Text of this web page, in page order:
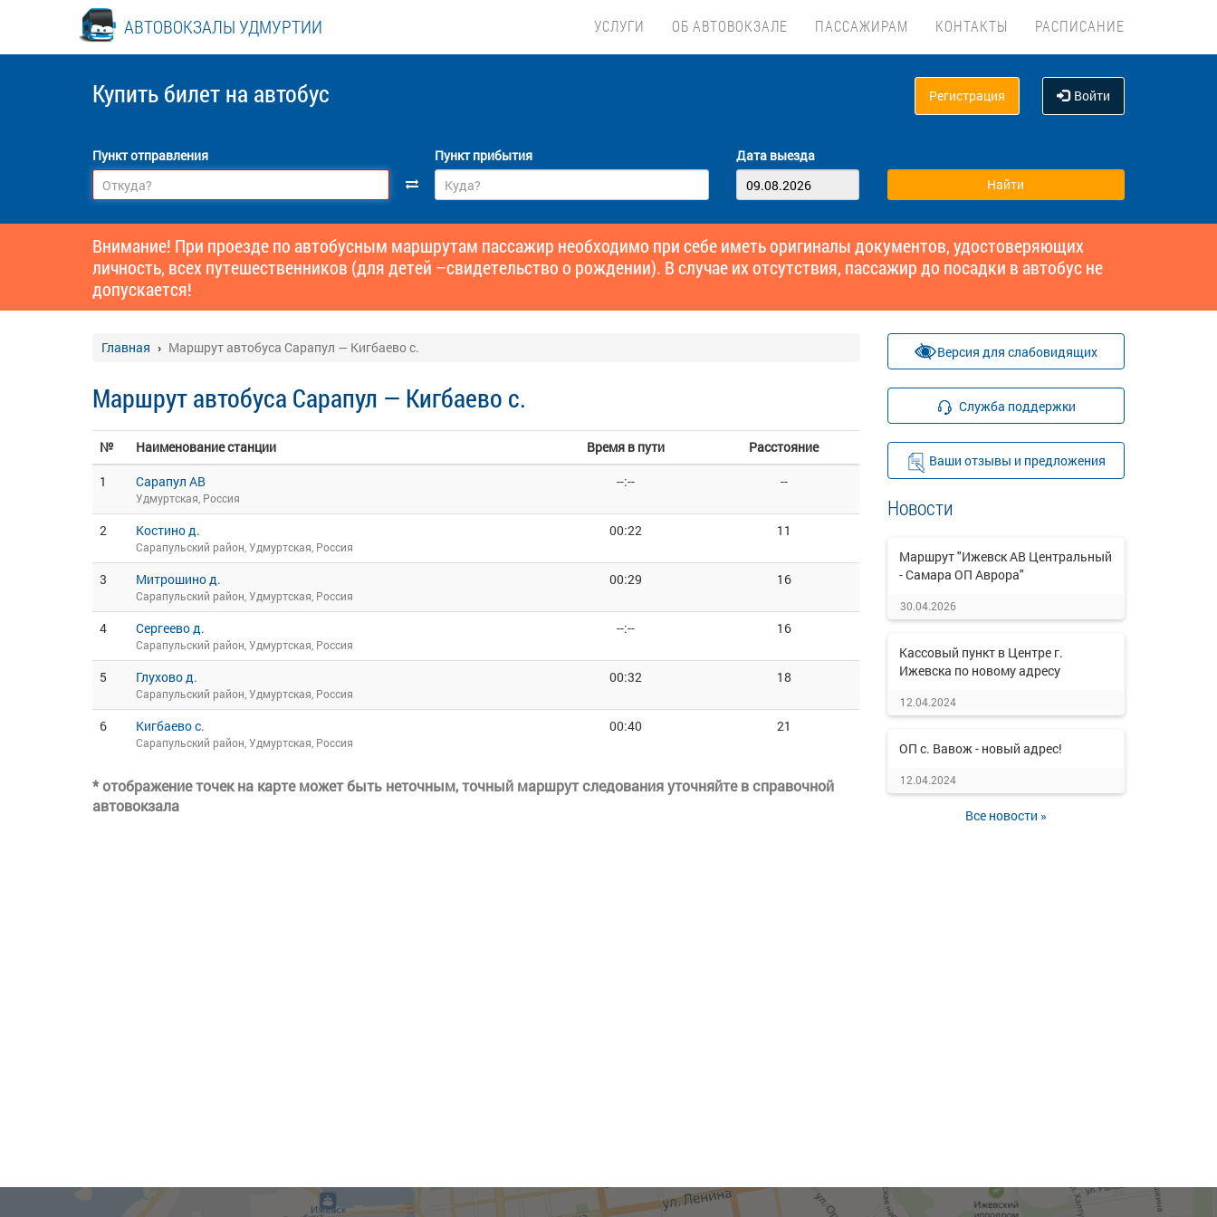
АВТОВОКЗАЛЫ УДМУРТИИ УСЛУГИ ОБ АВТОВОКЗАЛЕ ПАССАЖИРАМ КОНТАКТЫ РАСПИСАНИЕ
Купить билет на автобус Регистрация Войти
Пункт отправления Пункт прибытия Дата выезда
Внимание! При проезде по автобусным маршрутам пассажир необходимо при себе иметь оригиналы документов, удостоверяющих
личность, всех путешественников (для детей –свидетельство о рождении). В случае их отсутствия, пассажир до посадки в автобус не
допускается!
Главная Маршрут автобуса Сарапул — Кигбаево с.
Маршрут автобуса Сарапул — Кигбаево с.
№ Наименование станции Время в пути
Расстояние
1
Сарапул АВ
Удмуртская, Россия
--:-- --
2 Костино д.
Сарапульский район, Удмуртская, Россия
00:22 11
3 Митрошино д.
Сарапульский район, Удмуртская, Россия
00:29 16
4 Сергеево д.
Сарапульский район, Удмуртская, Россия
--:-- 16
5 Глухово д.
Сарапульский район, Удмуртская, Россия
00:32 18
6 Кигбаево с.
Сарапульский район, Удмуртская, Россия
00:40 21
* отображение точек на карте может быть неточным, точный маршрут следования уточняйте в справочной
автовокзала
Версия для слабовидящих
Служба поддержки
Ваши отзывы и предложения
Новости
Маршрут "Ижевск АВ Центральный
- Самара ОП Аврора"
30.04.2026
Кассовый пункт в Центре г.
Ижевска по новому адресу
12.04.2024
ОП с. Вавож - новый адрес!
12.04.2024
Все новости »